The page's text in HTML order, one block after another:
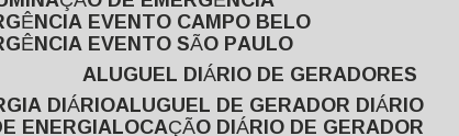
EVENTO CAMPO BELO
EVENTO SÃO PAULO
ALUGUEL DIÁRIO DE GERADORES
DIÁRIO ALUGUEL DE GERADOR DIÁRIO
ENERGIA LOCAÇÃO DIÁRIO DE GERADOR